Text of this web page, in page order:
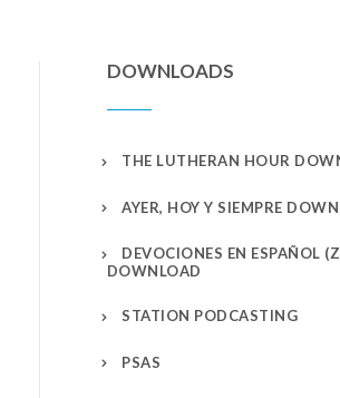
DOWNLOADS
THE LUTHERAN HOUR
AYER, HOY Y SIEMPRE
DEVOCIONES EN ESPAÑOL
DOWNLOAD
STATION PODCASTING
PSAS